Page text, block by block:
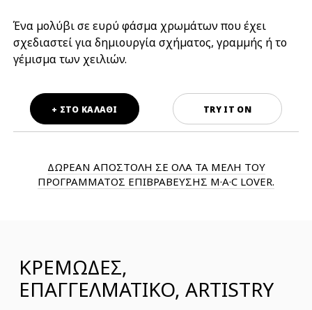
Ένα μολύβι σε ευρύ φάσμα χρωμάτων που έχει
σχεδιαστεί για δημιουργία σχήματος, γραμμής ή το
γέμισμα των χειλιών.
TRY IT ON
+ ΣΤΟ ΚΑΛΑΘΙ
ΔΩΡΕΑΝ ΑΠΟΣΤΟΛΗ ΣΕ ΟΛΑ ΤΑ ΜΕΛΗ ΤΟΥ
ΠΡΟΓΡΑΜΜΑΤΟΣ ΕΠΙΒΡΑΒΕΥΣΗΣ M·A·C LOVER.
ΚΡΕΜΩΔΕΣ,
ΕΠΑΓΓΕΛΜΑΤΙΚΟ, ARTISTRY